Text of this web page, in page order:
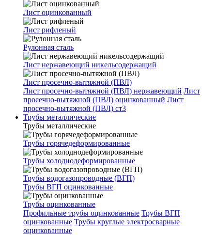
Лист оцинкованный
Лист рифленый
Рулонная сталь
Лист нержавеющий никельсодержащий
Лист просечно-вытяжной (ПВЛ)
Лист просечно-вытяжной (ПВЛ) нержавеющий Лист
просечно-вытяжной (ПВЛ) оцинкованный Лист
просечно-вытяжной (ПВЛ) ст3
Трубы металлические
Трубы металлические
Трубы горячедеформированные
Трубы холоднодеформированные
Трубы водогазопроводные (ВГП)
Трубы ВГП оцинкованные
Трубы оцинкованные
Профильные трубы оцинкованные Трубы ВГП
оцинкованные Трубы круглые электросварные
оцинкованные